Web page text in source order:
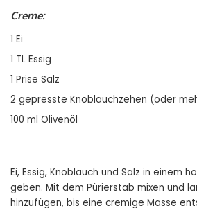
Creme:
1 Ei
1 TL Essig
1 Prise Salz
2 gepresste Knoblauchzehen (oder
100 ml Olivenöl
Ei, Essig, Knoblauch und Salz in einem
geben. Mit dem Pürierstab mixen und
hinzufügen, bis eine cremige Masse